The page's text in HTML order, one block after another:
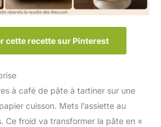
cette recette sur Pinterest
à café de pâte à tartiner sur une
cuisson. Mets l’assiette au
Ce froid va transformer la pâte en «